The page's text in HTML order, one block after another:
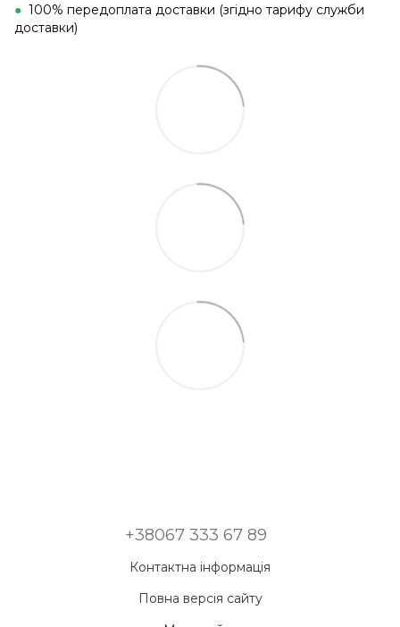
● 100% передоплата доставки (згідно тарифу служби
доставки)
+38067 333 67 89
Контактна інформація
Повна версія сайту